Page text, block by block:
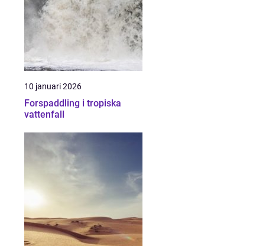
10 januari 2026
Forspaddling i tropiska
vattenfall